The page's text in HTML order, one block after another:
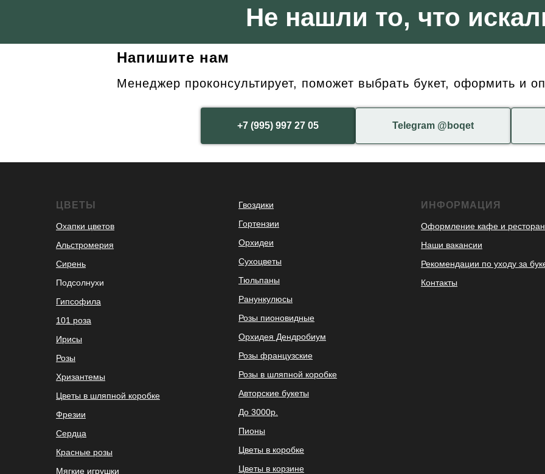
Не нашли то, что
Напишите нам
Менеджер проконсультирует, поможет выбрать букет, оформить и
+7 (995) 997 27 05 Telegram @boqet
ЦВЕТЫ
Охапки цветов
Альстромерия
Сирень
Подсолнухи
Гипсофила
101 роза
Ирисы
Розы
Хризантемы
Цветы в шляпной коробке
Фрезии
Сердца
Красные розы
Мягкие игрушки
Гвоздики
Гортензии
Орхидеи
Сухоцветы
Тюльпаны
Ранункулюсы
Розы пионовидные
Орхидея Дендробиум
Розы французские
Розы в шляпной коробке
Авторские букеты
До 3000р.
Пионы
Цветы в коробке
Цветы в корзине
ИНФОРМАЦИЯ
Оформление кафе и
Наши вакансии
Рекомендации по уходу за
Контакты